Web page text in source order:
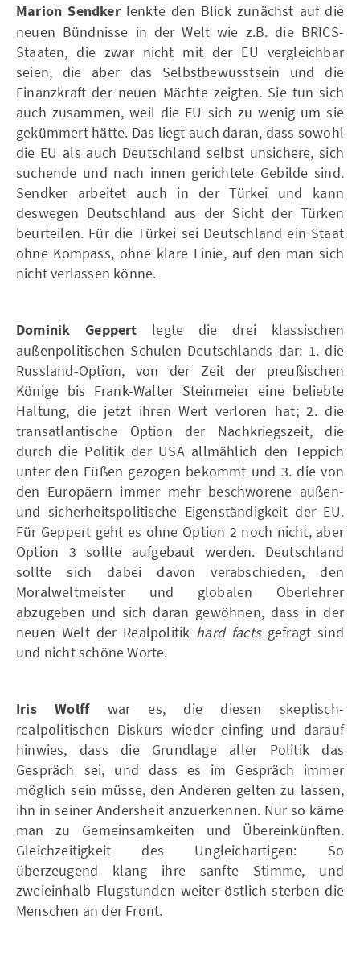
Marion Sendkerlenkte den Blick zunächst auf die
neuen Bündnisse in der Welt wie z.B. die BRICS-
Staaten, die zwar nicht mit der EU vergleichbar
seien, die aber das Selbstbewusstsein und die
Finanzkraft der neuen Mächte zeigten. Sie tun sich
auch zusammen, weil die EU sich zu wenig um sie
gekümmert hätte. Das liegt auch daran, dass sowohl
die EU als auch Deutschland selbst unsichere, sich
suchende und nach innen gerichtete Gebilde sind.
Sendker arbeitet auch in der Türkei und kann
deswegen Deutschland aus der Sicht der Türken
beurteilen. Für die Türkei sei Deutschland ein Staat
ohne Kompass, ohne klare Linie, auf den man sich
nicht verlassen könne.
Dominik Geppert legte die drei klassischen
außenpolitischen Schulen Deutschlands dar: 1. die
Russland-Option, von der Zeit der preußischen
Könige bis Frank-Walter Steinmeier eine beliebte
Haltung, die jetzt ihren Wert verloren hat; 2. die
transatlantische Option der Nachkriegszeit, die
durch die Politik der USA allmählich den Teppich
unter den Füßen gezogen bekommt und 3. die von
den Europäern immer mehr beschworene außen-
und sicherheitspolitische Eigenständigkeit der EU.
Für Geppert geht es ohne Option 2 noch nicht, aber
Option 3 sollte aufgebaut werden. Deutschland
sollte sich dabei davon verabschieden, den
Moralweltmeister und globalen Oberlehrer
abzugeben und sich daran gewöhnen, dass in der
neuen Welt der Realpolitik hard factsgefragt sind
und nicht schöne Worte.
Iris Wolff war es,
die diesen skeptisch-
realpolitischen Diskurs wieder einfing und darauf
hinwies, dass die Grundlage aller Politik das
Gespräch sei, und dass es im Gespräch immer
möglich sein müsse, den Anderen gelten zu lassen,
ihn in seiner Andersheit anzuerkennen. Nur so käme
man zu Gemeinsamkeiten und Übereinkünften.
Gleichzeitigkeit des Ungleichartigen: So
überzeugend klang ihre sanfte Stimme, und
zweieinhalb Flugstunden weiter östlich sterben die
Menschen an der Front.